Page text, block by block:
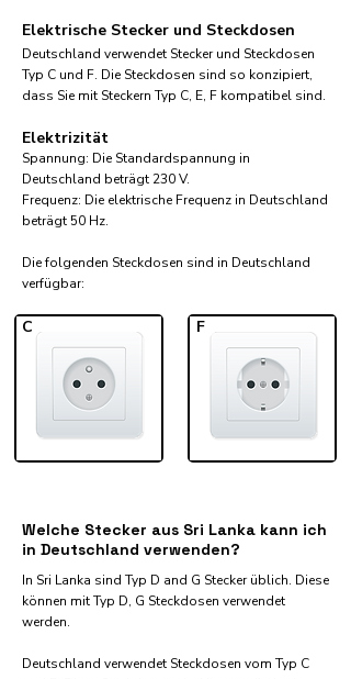
Elektrische Stecker und Steckdosen
Deutschland verwendet Stecker und Steckdosen
Typ C und F. Die Steckdosen sind so konzipiert,
dass Sie mit Steckern Typ C, E, F kompatibel sind.
Elektrizität
Spannung: Die Standardspannung in
Deutschland beträgt 230 V.
Frequenz: Die elektrische Frequenz in Deutschland
beträgt 50 Hz.
Die folgenden Steckdosen sind in Deutschland
verfügbar:​
C F
Welche Stecker aus Sri Lanka kann ich
in Deutschland verwenden?
In Sri Lanka sind Typ D and G Stecker üblich. Diese
können mit Typ D, G Steckdosen verwendet
werden.
Deutschland verwendet Steckdosen vom Typ C